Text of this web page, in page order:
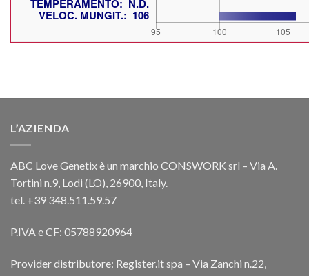
L’AZIENDA
ABC Love Genetix è un marchio CONSWORK srl – Via A.
Tortini n.9, Lodi (LO), 26900, Italy.
tel. +39 348.511.59.57
P.IVA e CF: 05788920964
Provider distributore: Register.it spa – Via Zanchi n.22,